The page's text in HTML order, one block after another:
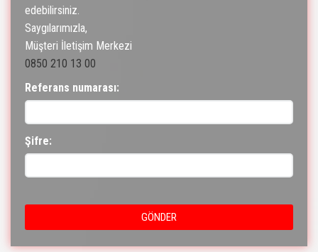
edebilirsiniz.
Saygılarımızla,
Müşteri İletişim Merkezi
0850 210 13 00
Referans numarası:
Şifre:
GÖNDER